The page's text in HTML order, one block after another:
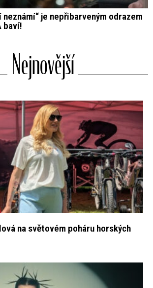
neznámí“ je nepřibarveným odrazem
baví!
Nejnovější
na světovém poháru horských